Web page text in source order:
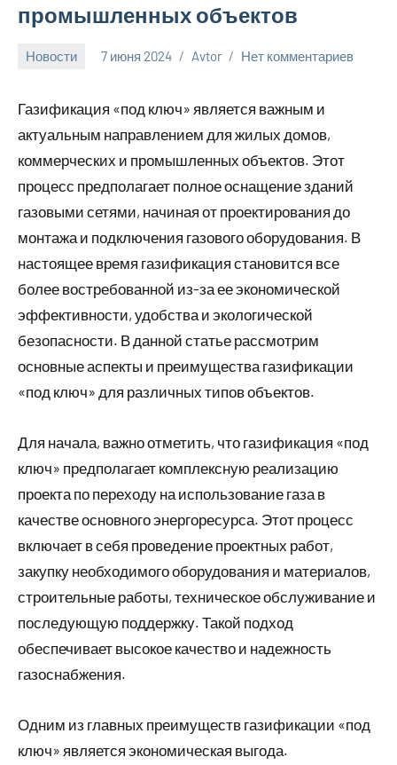
промышленных объектов
Новости 7 июня 2024 Avtor Нет комментариев
Газификация «под ключ» является важным и
актуальным направлением для жилых домов,
коммерческих и промышленных объектов. Этот
процесс предполагает полное оснащение зданий
газовыми сетями, начиная от проектирования до
монтажа и подключения газового оборудования. В
настоящее время газификация становится все
более востребованной из-за ее экономической
эффективности, удобства и экологической
безопасности. В данной статье рассмотрим
основные аспекты и преимущества газификации
«под ключ» для различных типов объектов.
Для начала, важно отметить, что газификация «под
ключ» предполагает комплексную реализацию
проекта по переходу на использование газа в
качестве основного энергоресурса. Этот процесс
включает в себя проведение проектных работ,
закупку необходимого оборудования и материалов,
строительные работы, техническое обслуживание и
последующую поддержку. Такой подход
обеспечивает высокое качество и надежность
газоснабжения.
Одним из главных преимуществ газификации «под
ключ» является экономическая выгода.